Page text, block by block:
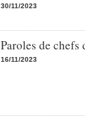
30/11/2023
Paroles de
16/11/2023